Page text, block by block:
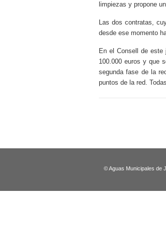
limpiezas y propone
Las dos contratas,
desde ese momento
En el Consell de este
100.000 euros y que
segunda fase de la
puntos de la red.
© Aguas Municipales de